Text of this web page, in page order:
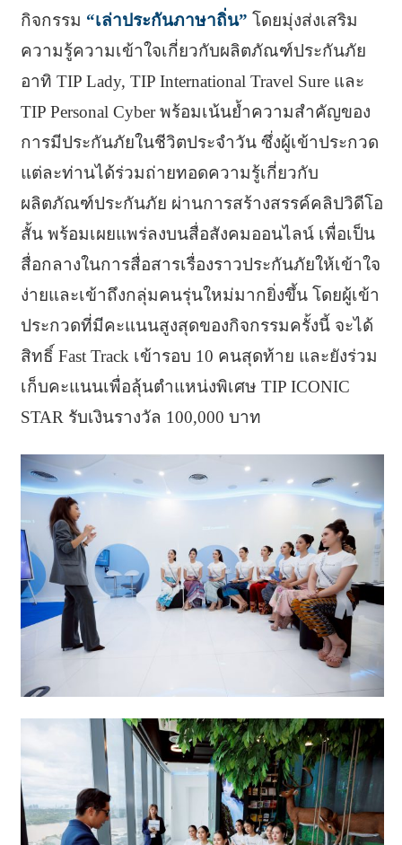
กิจกรรม “เล่าประกันภาษาถิ่น” โดยมุ่งส่งเสริม
ความรู้ความเข้าใจเกี่ยวกับผลิตภัณฑ์ประกันภัย
อาทิ TIP Lady, TIP International Travel Sure และ
TIP Personal Cyber พร้อมเน้นย้ำความสำคัญของ
การมีประกันภัยในชีวิตประจำวัน ซึ่งผู้เข้าประกวด
แต่ละท่านได้ร่วมถ่ายทอดความรู้เกี่ยวกับ
ผลิตภัณฑ์ประกันภัย ผ่านการสร้างสรรค์คลิปวิดีโอ
สั้น พร้อมเผยแพร่ลงบนสื่อสังคมออนไลน์ เพื่อเป็น
สื่อกลางในการสื่อสารเรื่องราวประกันภัยให้เข้าใจ
ง่ายและเข้าถึงกลุ่มคนรุ่นใหม่มากยิ่งขึ้น โดยผู้เข้า
ประกวดที่มีคะแนนสูงสุดของกิจกรรมครั้งนี้ จะได้
สิทธิ์ Fast Track เข้ารอบ 10 คนสุดท้าย และยังร่วม
เก็บคะแนนเพื่อลุ้นตำแหน่งพิเศษ TIP ICONIC
STAR รับเงินรางวัล 100,000 บาท